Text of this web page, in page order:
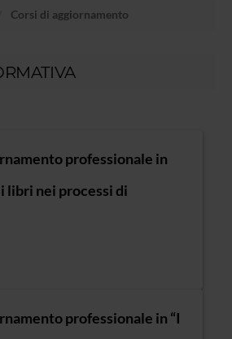
Corsi di aggiornamento
professionale in
libri nei processi di
professionale in “I